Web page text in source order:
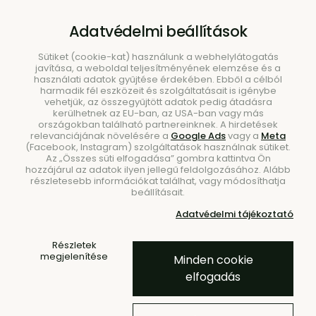
Keresés
Gyertyatartók és gyertyák
gyertyatartók
A BUNT.sk kínálatában található design gyertyatartókat és
Adatvédelmi beállítások
Sütiket (cookie-kat) használunk a webhelylátogatás
javítása, a weboldal teljesítményének elemzése és a
használati adatok gyűjtése érdekében. Ebből a célból
harmadik fél eszközeit és szolgáltatásait is igénybe
vehetjük, az összegyűjtött adatok pedig átadásra
kerülhetnek az EU-ban, az USA-ban vagy más
országokban található partnereinknek. A hirdetések
relevanciájának növelésére a Google Adsvagy a Meta
(Facebook, Instagram) szolgáltatások használnak sütiket.
Az „Összes süti elfogadása” gombra kattintva Ön
hozzájárul az adatok ilyen jellegű feldolgozásához. Alább
részletesebb információkat találhat, vagy módosíthatja
beállításait.
Adatvédelmi tájékoztató
Részletek
megjelenítése
Minden cookie
elfogadás